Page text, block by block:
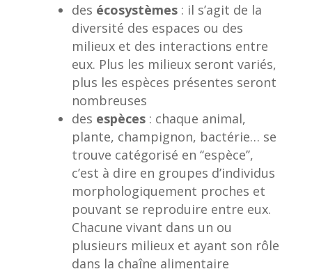
des écosystèmes : il s’agit de la
diversité des espaces ou des
milieux et des interactions entre
eux. Plus les milieux seront variés,
plus les espèces présentes seront
nombreuses
des espèces : chaque animal,
plante, champignon, bactérie… se
trouve catégorisé en ‘‘espèce’’,
c’est à dire en groupes d’individus
morphologiquement proches et
pouvant se reproduire entre eux.
Chacune vivant dans un ou
plusieurs milieux et ayant son rôle
dans la chaîne alimentaire